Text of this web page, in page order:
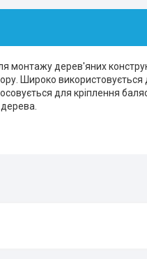
монтажу дерев'яних
Широко використовується
для кріплення